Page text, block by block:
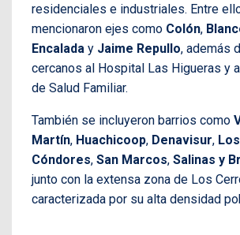
residenciales e industriales. Entre
mencionaron ejes como Colón,
Encalada y Jaime Repullo, además
cercanos al Hospital Las Higueras y
de Salud Familiar.
También se incluyeron barrios como
Martín, Huachicoop, Denavisur, Los
Cóndores, San Marcos, Salinas y
junto con la extensa zona de Los
caracterizada por su alta densidad